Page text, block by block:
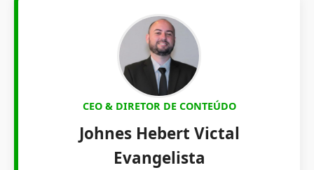
CEO & DIRETOR DE CONTEÚDO
Johnes Hebert Victal
Evangelista